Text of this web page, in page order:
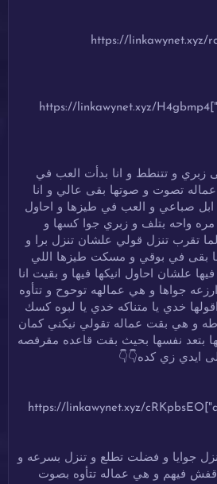
زبري و تتنطط و انا بدأت العب في
تصوت و صوتها بقى عالي و انا
صباعي و العب في طيزها و احاول
واحه بتلف و زبري جوا كسها و
تقرب تنزل قولي علشان تنزل برا و
بقى في بوقي و مسكت طيزها اللي
علشان احاول انيكها فيها و بقيت انا
جواها و هي عمالهه توحوح و تتأوه
خدي يا متناكه خدي يا لبوه كسك
و هي بقت عماله تقولي نيكني كمان
بتعد نفسها بحيث بقت قاعده مقرفصه
ايدي زي كده👇👇
جوايا و فضلت تطلع و تنزل بسرعه و
اقفش فيهم و هي عماله تتأوه بصوت